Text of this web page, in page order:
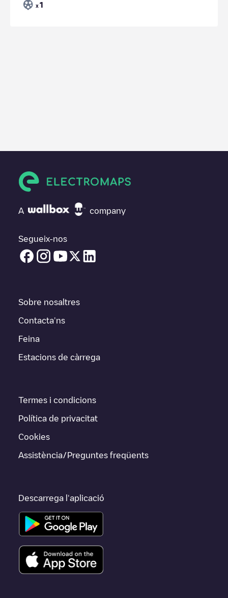
x 1
A company
Segueix-nos
Sobre nosaltres
Contacta'ns
Feina
Estacions de càrrega
Termes i condicions
Política de privacitat
Cookies
Assistència/Preguntes freqüents
Descarrega l'aplicació